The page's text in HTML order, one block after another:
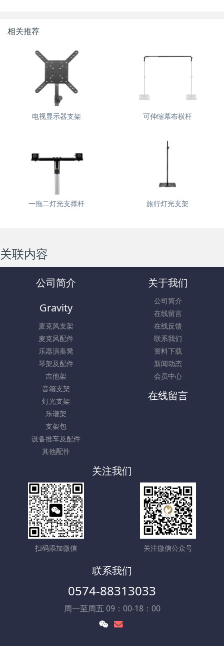
相关推荐
电视显示器支架 可伸缩幕布横杆
一拖二灯光支撑杆 旅行灯光支架
关联内容
公司简介 关于我们
公司简介
在线留言
在线反馈
联系我们
资料下载
新闻动态
会员中心
Gravity
麦克风支架
麦克风配件
乐器演奏凳
琴架及配件
吉他架
音箱支架
灯光支架
乐谱架
支架包
设备推车及配件
其他配件
在线留言
关注我们
扫码添加微信 关注微信公众号
联系我们
0574-88313033
周一至周五 09：00-18：00